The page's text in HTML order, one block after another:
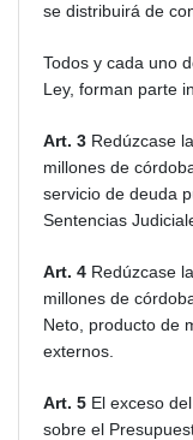
se distribuirá de
Todos y cada uno
Ley, forman parte
Art. 3 Redúzcase
millones de
servicio de deuda
Sentencias
Art. 4 Redúzcase
millones de
Neto, producto de
externos.
Art. 5 El exceso
sobre el